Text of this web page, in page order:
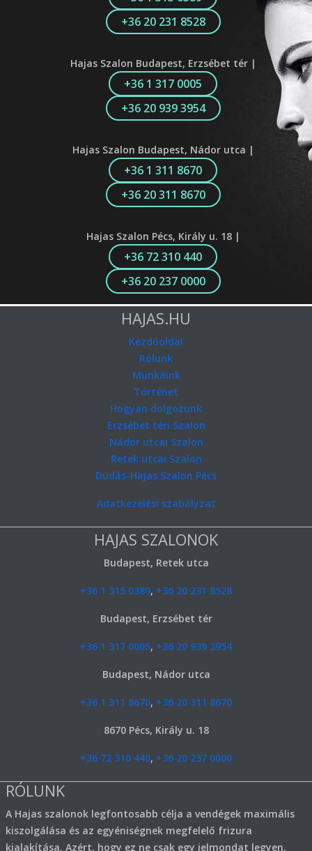
+36 20 231 8528
Hajas Szalon Budapest, Erzsébet tér |
+36 1 317 0005
+36 20 939 3954
Hajas Szalon Budapest, Nádor utca |
+36 1 311 8670
+36 20 311 8670
Hajas Szalon Pécs, Király u. 18 |
+36 72 310 440
+36 20 237 0000
HAJAS.HU
Kezdőoldal
Rólunk
Munkáink
Történet
Hogyan dolgozunk
Erzsébet téri Szalon
Nádor utcai Szalon
Retek utcai Szalon
Dudás-Hajas Szalon Pécs
Adatkezelési szabályzat
HAJAS SZALONOK
Budapest, Retek utca
+36 1 315 0389, +36 20 231 8528
Budapest, Erzsébet tér
+36 1 317 0005, +36 20 939 3954
Budapest, Nádor utca
+36 1 311 8670, +36 20 311 8670
8670 Pécs, Király u. 18
+36 72 310 440, +36 20 237 0000
RÓLUNK
A Hajas szalonok legfontosabb célja a vendégek maximális
kiszolgálása és az egyéniségnek megfelelő frizura
kialakítása. Azért, hogy ez ne csak egy jelmondat legyen,